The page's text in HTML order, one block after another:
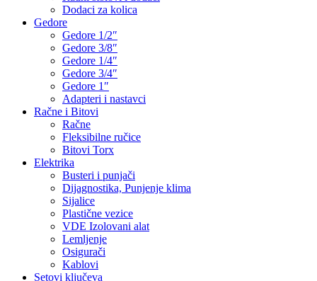
Dodaci za kolica
Gedore
Gedore 1/2″
Gedore 3/8″
Gedore 1/4″
Gedore 3/4″
Gedore 1″
Adapteri i nastavci
Račne i Bitovi
Račne
Fleksibilne ručice
Bitovi Torx
Elektrika
Busteri i punjači
Dijagnostika, Punjenje klima
Sijalice
Plastične vezice
VDE Izolovani alat
Lemljenje
Osigurači
Kablovi
Setovi ključeva